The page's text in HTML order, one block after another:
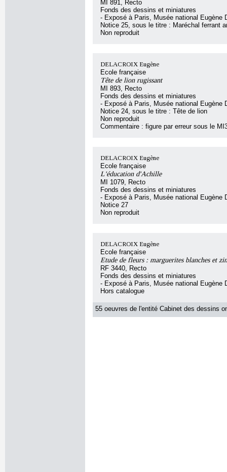
MI 891, Recto
Fonds des dessins et miniatures
- Exposé à Paris, Musée national Eugène
Notice 25, sous le titre : Maréchal ferrant
Non reproduit
DELACROIX Eugène
Ecole française
Tête de lion rugissant
MI 893, Recto
Fonds des dessins et miniatures
- Exposé à Paris, Musée national Eugène
Notice 24, sous le titre : Tête de lion
Non reproduit
Commentaire : figure par erreur sous le
DELACROIX Eugène
Ecole française
L'éducation d'Achille
MI 1079, Recto
Fonds des dessins et miniatures
- Exposé à Paris, Musée national Eugène
Notice 27
Non reproduit
DELACROIX Eugène
Ecole française
Etude de fleurs : marguerites blanches et
RF 3440, Recto
Fonds des dessins et miniatures
- Exposé à Paris, Musée national Eugène
Hors catalogue
55 oeuvres de l'entité Cabinet des dessins